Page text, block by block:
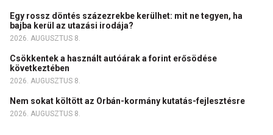
Egy rossz döntés százezrekbe kerülhet: mit ne tegyen, ha
bajba kerül az utazási irodája?
2026. AUGUSZTUS 8.
Csökkentek a használt autóárak a forint erősödése
következtében
2026. AUGUSZTUS 8.
Nem sokat költött az Orbán-kormány kutatás-fejlesztésre
2026. AUGUSZTUS 8.